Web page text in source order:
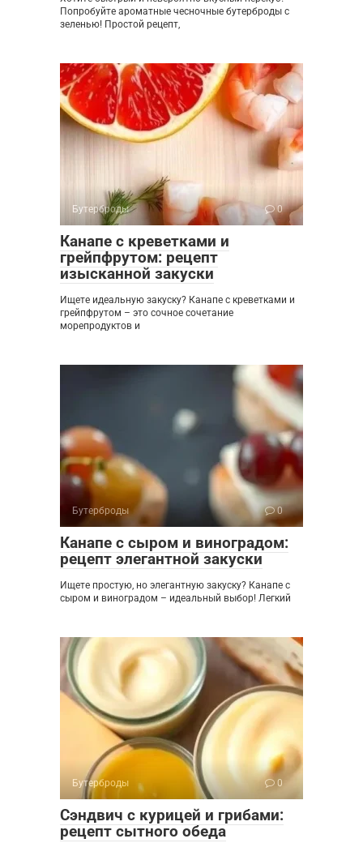
Попробуйте ароматные чесночные бутерброды с
зеленью! Простой рецепт,
Бутерброды 0
Канапе с креветками и
грейпфрутом: рецепт
изысканной закуски
Ищете идеальную закуску? Канапе с креветками и
грейпфрутом – это сочное сочетание
морепродуктов и
Бутерброды 0
Канапе с сыром и виноградом:
рецепт элегантной закуски
Ищете простую, но элегантную закуску? Канапе с
сыром и виноградом – идеальный выбор! Легкий
Бутерброды 0
Сэндвич с курицей и грибами:
рецепт сытного обеда